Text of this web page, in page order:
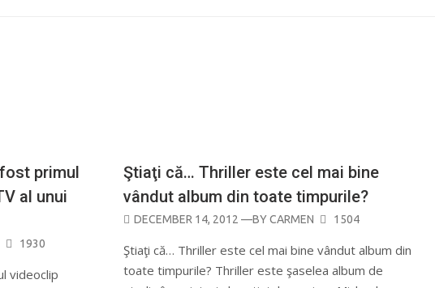
primul
al unui
1930
videoclip
Ştiaţi că… Thriller este cel mai bine
vândut album din toate timpurile?
POSTED
DECEMBER 14, 2012 —BYCARMEN 1504
Ştiaţi că… Thriller este cel mai bine vândut album din
toate timpurile? Thriller este şaselea album de